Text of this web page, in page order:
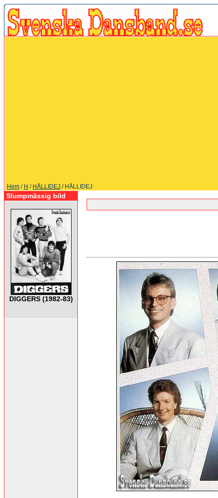
Hem / H / HÅLLIDEJ / HÅLLIDEJ
Slumpmässig bild
DIGGERS (1982-83)